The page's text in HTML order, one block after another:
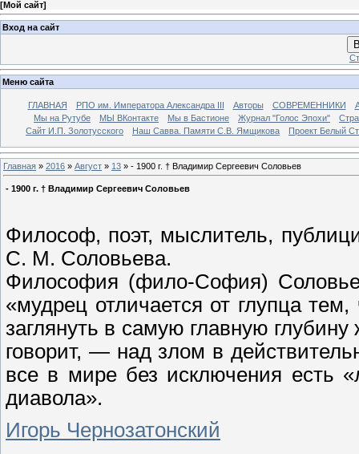
[Мой сайт]
Вход на сайт
Меню сайта
ГЛАВНАЯ РПО им. Императора Александра III Авторы СОВРЕМЕННИКИ
Мы на Рутубе
МЫ ВКонтакте Мы в Бастионе Журнал "Голос Эпохи"
Сайт И.П. Золотусского
Наш Савва. Памяти С.В. Ямщикова Проект Белый
Главная » 2016 » Август » 13 » - 1900 г. † Владимир Сергеевич Соловьев
- 1900 г. † Владимир Сергеевич Соловьев
Философ, поэт, мыслитель,
С. М. Соловьева.
Философия (фило-София)
«мудрец отличается от глупца
заглянуть в самую главную
говорит, — над злом в
все в мире без исключения есть
диавола».
Игорь Чернозатонский